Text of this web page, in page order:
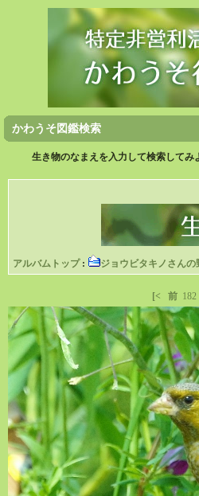
かわうそ図鑑検索
生き物のなまえを入力して検索して
アルバムトップ: ジョウビタキノさんの
[< 前 182